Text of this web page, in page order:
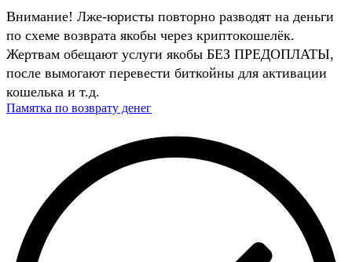
Внимание! Лже-юристы повторно разводят на деньги
по схеме возврата якобы через криптокошелёк.
Жертвам обещают услуги якобы БЕЗ ПРЕДОПЛАТЫ,
после вымогают перевести биткойны для активации
кошелька и т.д.
Памятка по возврату денег